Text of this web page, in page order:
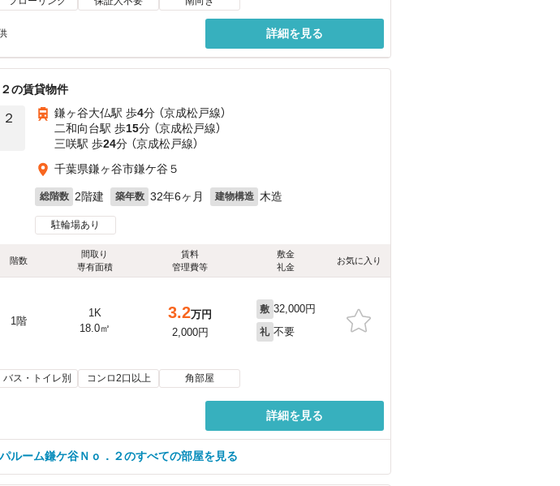
詳細を見る
の賃貸物件
鎌ヶ谷大仏駅 歩4分 （京成松戸線）
二和向台駅 歩15分 （京成松戸線）
三咲駅 歩24分 （京成松戸線）
千葉県鎌ヶ谷市鎌ケ谷５
総階数 2階建 築年数 32年6ヶ月 建物構造 木造
駐輪場あり
階数
間取り
専有面積
賃料
管理費等
敷金
礼金
お気に入り
1階
1K
18.0㎡
3.2万円
2,000円
敷 32,000円
礼 不要
バス・トイレ別 コンロ2口以上 角部屋
詳細を見る
パルーム鎌ケ谷Ｎｏ．２のすべての部屋を見る